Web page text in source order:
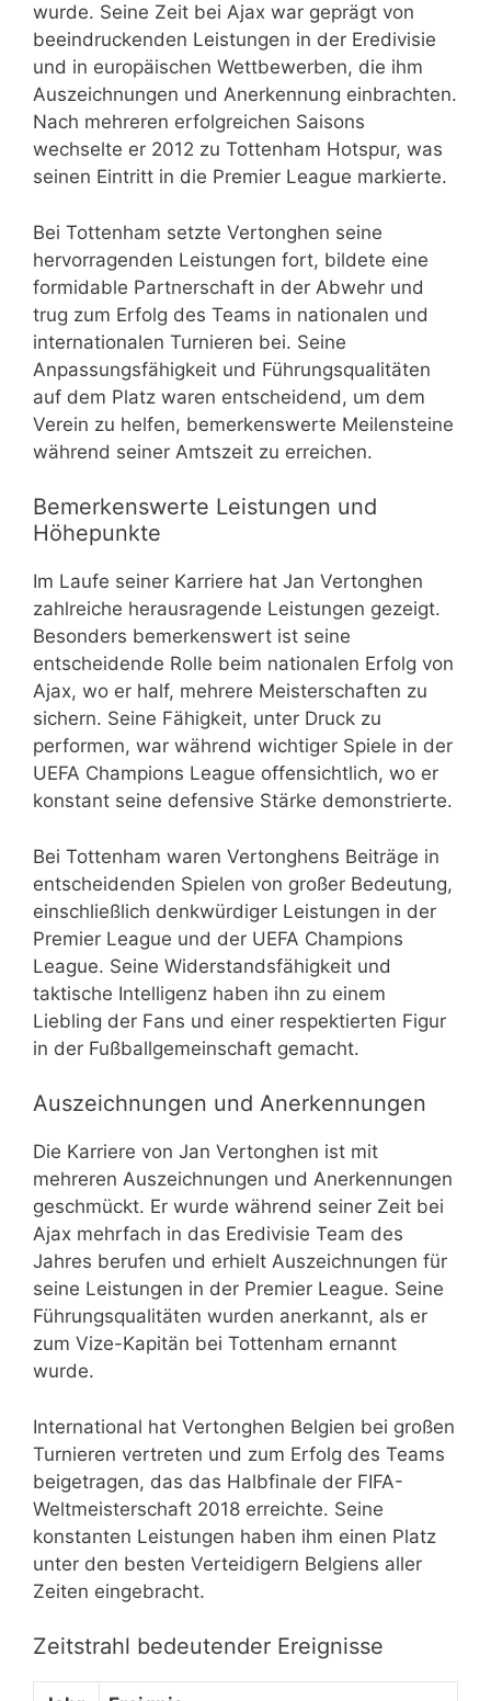
wurde. Seine Zeit bei Ajax war geprägt von
beeindruckenden Leistungen in der Eredivisie
und in europäischen Wettbewerben, die ihm
Auszeichnungen und Anerkennung einbrachten.
Nach mehreren erfolgreichen Saisons
wechselte er 2012 zu Tottenham Hotspur, was
seinen Eintritt in die Premier League markierte.
Bei Tottenham setzte Vertonghen seine
hervorragenden Leistungen fort, bildete eine
formidable Partnerschaft in der Abwehr und
trug zum Erfolg des Teams in nationalen und
internationalen Turnieren bei. Seine
Anpassungsfähigkeit und Führungsqualitäten
auf dem Platz waren entscheidend, um dem
Verein zu helfen, bemerkenswerte Meilensteine
während seiner Amtszeit zu erreichen.
Bemerkenswerte Leistungen und
Höhepunkte
Im Laufe seiner Karriere hat Jan Vertonghen
zahlreiche herausragende Leistungen gezeigt.
Besonders bemerkenswert ist seine
entscheidende Rolle beim nationalen Erfolg von
Ajax, wo er half, mehrere Meisterschaften zu
sichern. Seine Fähigkeit, unter Druck zu
performen, war während wichtiger Spiele in der
UEFA Champions League offensichtlich, wo er
konstant seine defensive Stärke demonstrierte.
Bei Tottenham waren Vertonghens Beiträge in
entscheidenden Spielen von großer Bedeutung,
einschließlich denkwürdiger Leistungen in der
Premier League und der UEFA Champions
League. Seine Widerstandsfähigkeit und
taktische Intelligenz haben ihn zu einem
Liebling der Fans und einer respektierten Figur
in der Fußballgemeinschaft gemacht.
Auszeichnungen und Anerkennungen
Die Karriere von Jan Vertonghen ist mit
mehreren Auszeichnungen und Anerkennungen
geschmückt. Er wurde während seiner Zeit bei
Ajax mehrfach in das Eredivisie Team des
Jahres berufen und erhielt Auszeichnungen für
seine Leistungen in der Premier League. Seine
Führungsqualitäten wurden anerkannt, als er
zum Vize-Kapitän bei Tottenham ernannt
wurde.
International hat Vertonghen Belgien bei großen
Turnieren vertreten und zum Erfolg des Teams
beigetragen, das das Halbfinale der FIFA-
Weltmeisterschaft 2018 erreichte. Seine
konstanten Leistungen haben ihm einen Platz
unter den besten Verteidigern Belgiens aller
Zeiten eingebracht.
Zeitstrahl bedeutender Ereignisse